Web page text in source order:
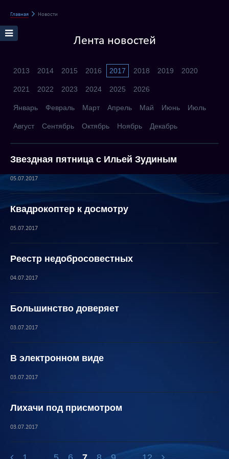
Главная Новости
Лента новостей
2013 2014 2015 2016 2017 2018 2019 2020
2021 2022 2023 2024 2025 2026
Январь Февраль Март Апрель Май Июнь Июль
Август Сентябрь Октябрь Ноябрь Декабрь
Звездная пятница с Ильей Зудиным
05.07.2017
Квадрокоптер к досмотру
05.07.2017
Реестр недобросовестных
04.07.2017
Большинство доверяет
03.07.2017
В электронном виде
03.07.2017
Лихачи под присмотром
03.07.2017